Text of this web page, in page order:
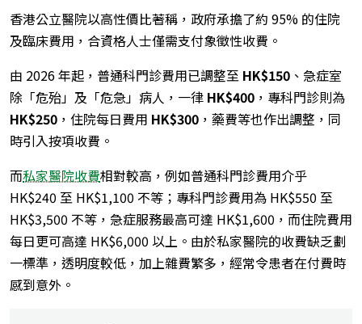
香港公立醫院以高性價比著稱，政府承擔了約 95% 的住院
及臨床費用，合資格人士僅需支付象徵性收費。
由 2026 年起，普通科門診費用已調整至 HK$150 、急症室
除「危殆」及「危急」病人，一律 HK$400 ，專科門診則為
HK$250 ，住院每日費用 HK$300 ，藥費等也作出調整，同
時引入按項收費。
而私家醫院收費相對較高，例如普通科門診費用介乎
HK$240 至 HK$1,100 不等；專科門診費用為 HK$550 至
HK$3,500 不等，急症服務最高可達 HK$1,600，而住院費用
每日更可高達 HK$6,000 以上。由於私家醫院的收費缺乏劃
一標準，透明度較低，加上雜費繁多，經常令患者在付費時
感到意外。